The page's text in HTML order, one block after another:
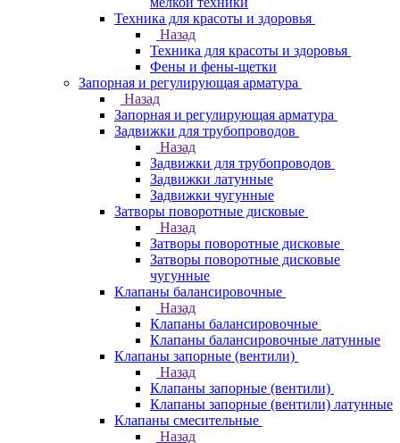
Техника для красоты и здоровья
Назад
Техника для красоты и здоровья
Фены и фены-щетки
Запорная и регулирующая арматура
Назад
Запорная и регулирующая арматура
Задвижки для трубопроводов
Назад
Задвижки для трубопроводов
Задвижки латунные
Задвижки чугунные
Затворы поворотные дисковые
Назад
Затворы поворотные дисковые
Затворы поворотные дисковые
чугунные
Клапаны балансировочные
Назад
Клапаны балансировочные
Клапаны балансировочные латунные
Клапаны запорные (вентили)
Назад
Клапаны запорные (вентили)
Клапаны запорные (вентили) латунные
Клапаны смесительные
Назад